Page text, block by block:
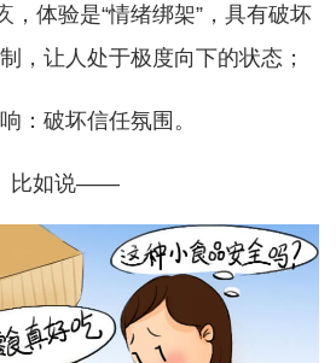
，体验是“情绪绑架”，具有破坏
，让人处于极度向下的状态；
：破坏信任氛围。
比如说——